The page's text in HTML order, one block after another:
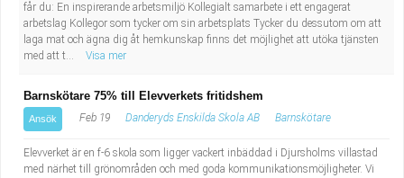
Säkerhetsarbete
Tekniskt arbete
Transport
Informatör/Kommunikatör
Brevbärare
Sjuksköterska, grundutbildad
Kock, storhushåll
får du: En inspirerande arbetsmiljö Kollegialt samarbete i ett engagerat
arbetslag Kollegor som tycker om sin arbetsplats Tycker du dessutom om att
laga mat och ägna dig åt hemkunskap finns det möjlighet att utöka tjänsten
med att t...
Visa mer
Barnskötare 75% till Elevverkets fritidshem
Ansök Feb 19 Danderyds Enskilda Skola AB Barnskötare
Elevverket är en f-6 skola som ligger vackert inbäddad i Djursholms villastad
med närhet till grönområden och med goda kommunikationsmöjligheter. Vi